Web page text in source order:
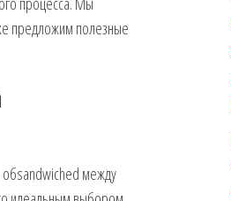
предложим полезные
обsandwiched между